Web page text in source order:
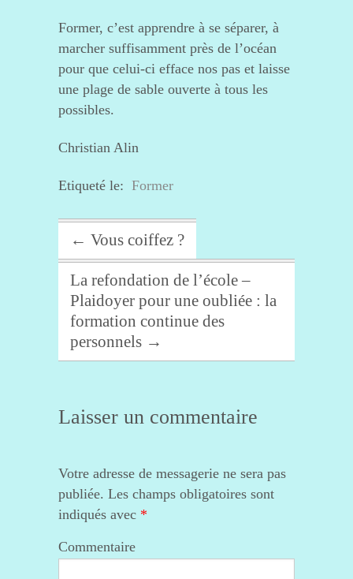
Former, c’est apprendre à se séparer, à
marcher suffisamment près de l’océan
pour que celui-ci efface nos pas et laisse
une plage de sable ouverte à tous les
possibles.
Christian Alin
Etiqueté le: Former
← Vous coiffez ?
La refondation de l’école –
Plaidoyer pour une oubliée : la
formation continue des
personnels →
Laisser un commentaire
Votre adresse de messagerie ne sera pas
publiée. Les champs obligatoires sont
indiqués avec *
Commentaire